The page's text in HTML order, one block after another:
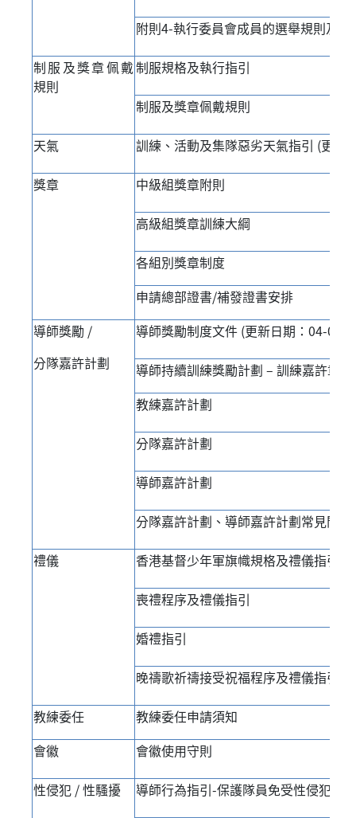
附則4-執行委員會成員的選舉規則及
制服及獎章佩戴
規則
制服規格及執行指引
制服及獎章佩戴規則
天氣 訓練、活動及集隊惡劣天氣指引 (更新
獎章 中級組獎章附則
高級組獎章訓練大綱
各組別獎章制度
申請總部證書/補發證書安排
導師獎勵 /
分隊嘉許計劃
導師獎勵制度文件 (更新日期：04-08-
導師持續訓練獎勵計劃 – 訓練嘉許章
教練嘉許計劃
分隊嘉許計劃
導師嘉許計劃
分隊嘉許計劃、導師嘉許計劃常見問題
禮儀 香港基督少年軍旗幟規格及禮儀指引
喪禮程序及禮儀指引
婚禮指引
晚禱歌祈禱接受祝福程序及禮儀指引
教練委任
教練委任申請須知
會徽
會徽使用守則
性侵犯 / 性騷擾 導師行為指引-保護隊員免受性侵犯